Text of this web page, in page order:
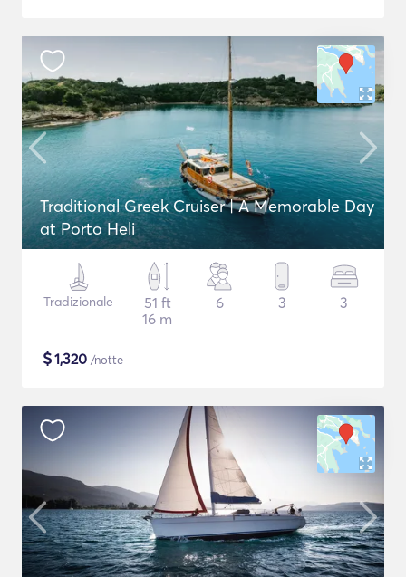
Traditional Greek Cruiser | A Memorable Day
at Porto Heli
Tradizionale
51 ft
16 m
6 3 3
$1,320 /notte